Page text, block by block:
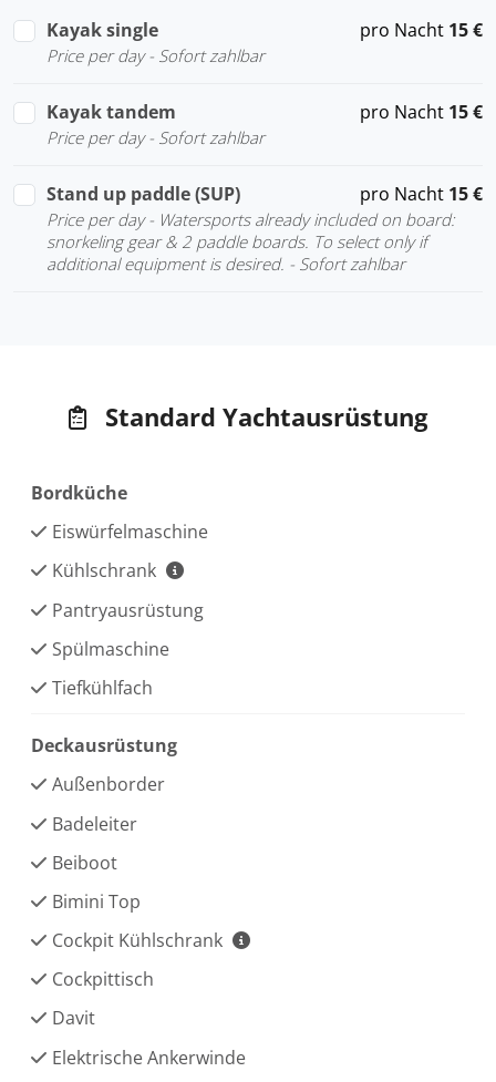
Kayak single
Price per day - Sofort zahlbar
pro Nacht 15 €
Kayak tandem
Price per day - Sofort zahlbar
pro Nacht 15 €
Stand up paddle (SUP)
Price per day - Watersports already included on board:
snorkeling gear & 2 paddle boards. To select only if
additional equipment is desired. - Sofort zahlbar
pro Nacht 15 €
Standard Yachtausrüstung
Bordküche
Eiswürfelmaschine
Kühlschrank
Pantryausrüstung
Spülmaschine
Tiefkühlfach
Deckausrüstung
Außenborder
Badeleiter
Beiboot
Bimini Top
Cockpit Kühlschrank
Cockpittisch
Davit
Elektrische Ankerwinde